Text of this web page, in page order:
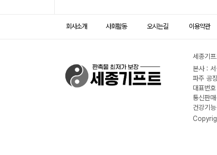
회사소개 사회활동 오시는길 이용약관
세종기
본사 :
파주 공
대표번
통신판
건강기